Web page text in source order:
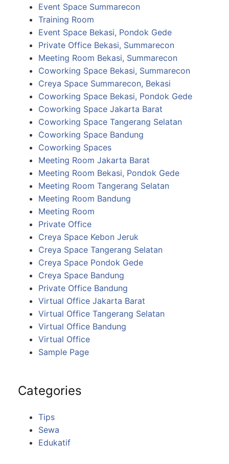
Event Space Summarecon
Training Room
Event Space Bekasi, Pondok Gede
Private Office Bekasi, Summarecon
Meeting Room Bekasi, Summarecon
Coworking Space Bekasi, Summarecon
Creya Space Summarecon, Bekasi
Coworking Space Bekasi, Pondok Gede
Coworking Space Jakarta Barat
Coworking Space Tangerang Selatan
Coworking Space Bandung
Coworking Spaces
Meeting Room Jakarta Barat
Meeting Room Bekasi, Pondok Gede
Meeting Room Tangerang Selatan
Meeting Room Bandung
Meeting Room
Private Office
Creya Space Kebon Jeruk
Creya Space Tangerang Selatan
Creya Space Pondok Gede
Creya Space Bandung
Private Office Bandung
Virtual Office Jakarta Barat
Virtual Office Tangerang Selatan
Virtual Office Bandung
Virtual Office
Sample Page
Categories
Tips
Sewa
Edukatif